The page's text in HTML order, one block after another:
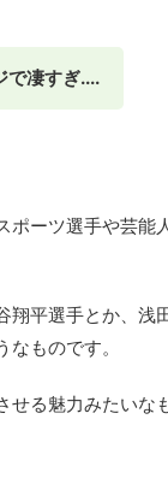
で凄すぎ....
ポーツ選手や芸能
翔平選手とか、浅
ものです。
せる魅力みたいな